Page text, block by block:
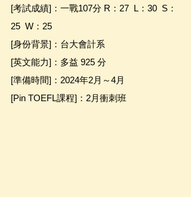
[考試成績]：一戰107分 R：27  L：30  S：
25  W：25
[身份背景]：台大會計系
[英文能力]：多益 925 分
[準備時間]：2024年2月～4月
[Pin TOEFL課程]：2月衝刺班